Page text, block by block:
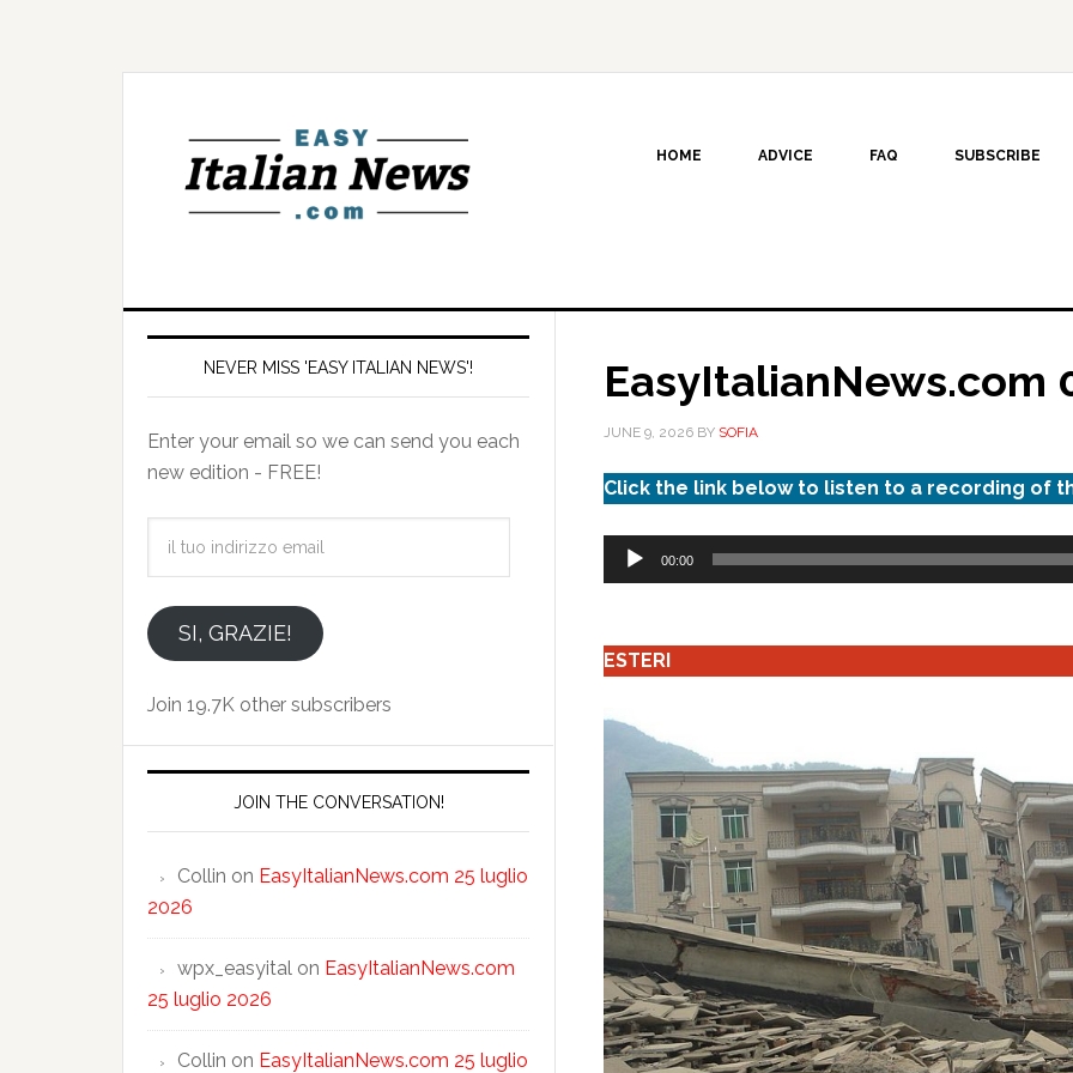
HOME ADVICE FAQ SUBSCRIBE
EasyItalianNews.com
JUNE 9, 2026 BY SOFIA
Click the link below to listen to a recording of
Audio
Player
00:00
ESTERI
NEVER MISS 'EASY ITALIAN NEWS'!
Enter your email so we can send you each
new edition - FREE!
emailSI, GRAZIE!
Join 19.7K other subscribers
JOIN THE CONVERSATION!
Collin on EasyItalianNews.com 25 luglio
2026
wpx_easyital on EasyItalianNews.com
25 luglio 2026
Collin on EasyItalianNews.com 25 luglio